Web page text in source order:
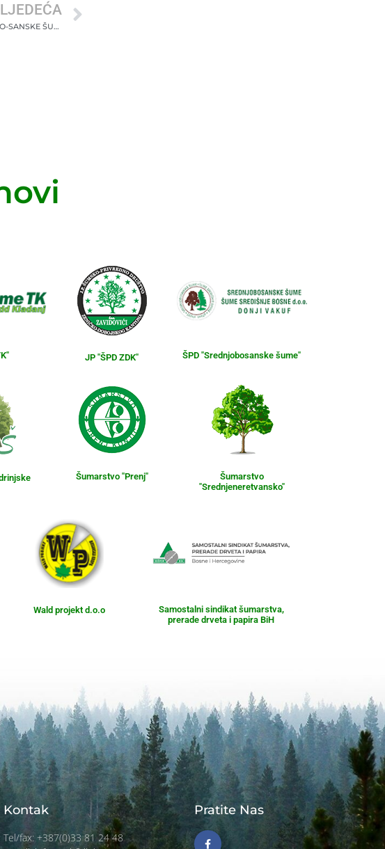
ZAVRŠENA ŠUMARIJADA 2008. ŠPD-a „UNSKO-SANSKE ŠUME“ D.O.O. BOSANSKA KRUPA
JP "ŠPD ZDK" ŠPD "Srednjobosanske šume"
Šumarstvo "Prenj"
Šumarstvo
"Srednjeneretvansko"
Wald projekt d.o.o
Samostalni sindikat šumarstva,
prerade drveta i papira BiH
Kontak
Tel/fax: +387(0)33 81 24 48
Pratite Nas